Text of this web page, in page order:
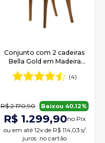
Conjunto com 2 cadeiras
Bella Gold em Madeira
Maciça para Sala de Jantar
Mobillare
(4)
R$ 2.170,90 Baixou 40.12%
R$ 1.299,90no Pix
ou em até 12x de R$ 114,03 s/
juros no cartão